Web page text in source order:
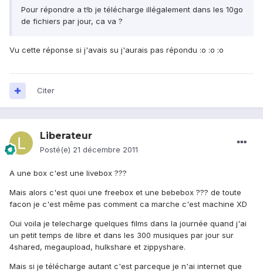
Pour répondre a t!b je télécharge illégalement dans les 10go
de fichiers par jour, ca va ?
Vu cette réponse si j'avais su j'aurais pas répondu :o :o :o
Citer
Liberateur
Posté(e) 21 décembre 2011
A une box c'est une livebox ???
Mais alors c'est quoi une freebox et une bebebox ??? de toute
facon je c'est même pas comment ca marche c'est machine XD
Oui voila je telecharge quelques films dans la journée quand j'ai
un petit temps de libre et dans les 300 musiques par jour sur
4shared, megaupload, hulkshare et zippyshare.
Mais si je télécharge autant c'est parceque je n'ai internet que